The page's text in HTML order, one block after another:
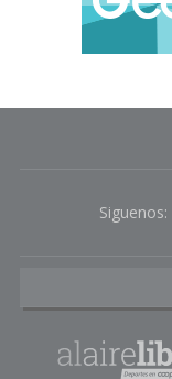
Siguenos: